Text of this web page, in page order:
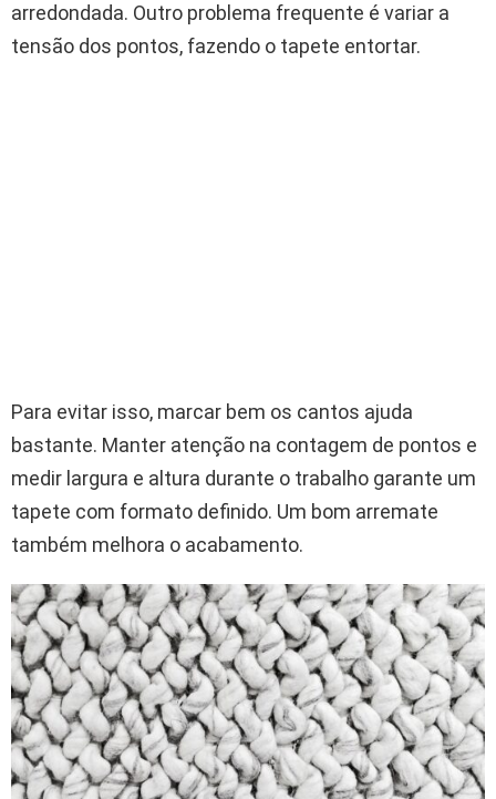
arredondada. Outro problema frequente é variar a
tensão dos pontos, fazendo o tapete entortar.
Para evitar isso, marcar bem os cantos ajuda
bastante. Manter atenção na contagem de pontos e
medir largura e altura durante o trabalho garante um
tapete com formato definido. Um bom arremate
também melhora o acabamento.